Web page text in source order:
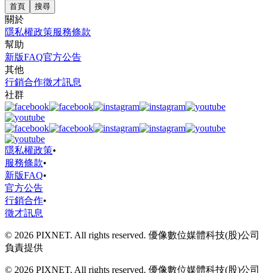
首頁 搜尋
關於
隱私權政策服務條款
幫助
新版FAQ官方公告
其他
行銷合作徵才訊息
社群
隱私權政策•
服務條款•
新版FAQ•
官方公告
行銷合作•
徵才訊息
© 2026 PIXNET. All rights reserved. 優像數位媒體科技(股)公司
負責提供
© 2026 PIXNET. All rights reserved. 優像數位媒體科技(股)公司